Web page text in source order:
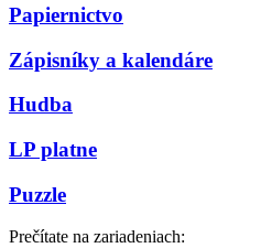
Papiernictvo
Zápisníky a kalendáre
Hudba
LP platne
Puzzle
Prečítate na zariadeniach: